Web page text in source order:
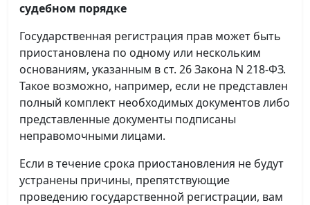
судебном порядке
Государственная регистрация прав может быть
приостановлена по одному или нескольким
основаниям, указанным в ст. 26 Закона N 218-ФЗ.
Такое возможно, например, если не представлен
полный комплект необходимых документов либо
представленные документы подписаны
неправомочными лицами.
Если в течение срока приостановления не будут
устранены причины, препятствующие
проведению государственной регистрации, вам